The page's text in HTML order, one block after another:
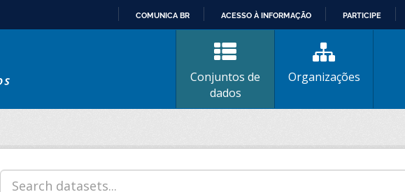
CONTEÚDO
COMUNICA BR ACESSO À INFORMAÇÃO PARTICIPE
Conjuntos de
dados
Organizações